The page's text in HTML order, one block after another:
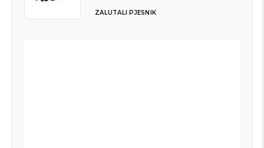
ZALUTALI PJESNIK